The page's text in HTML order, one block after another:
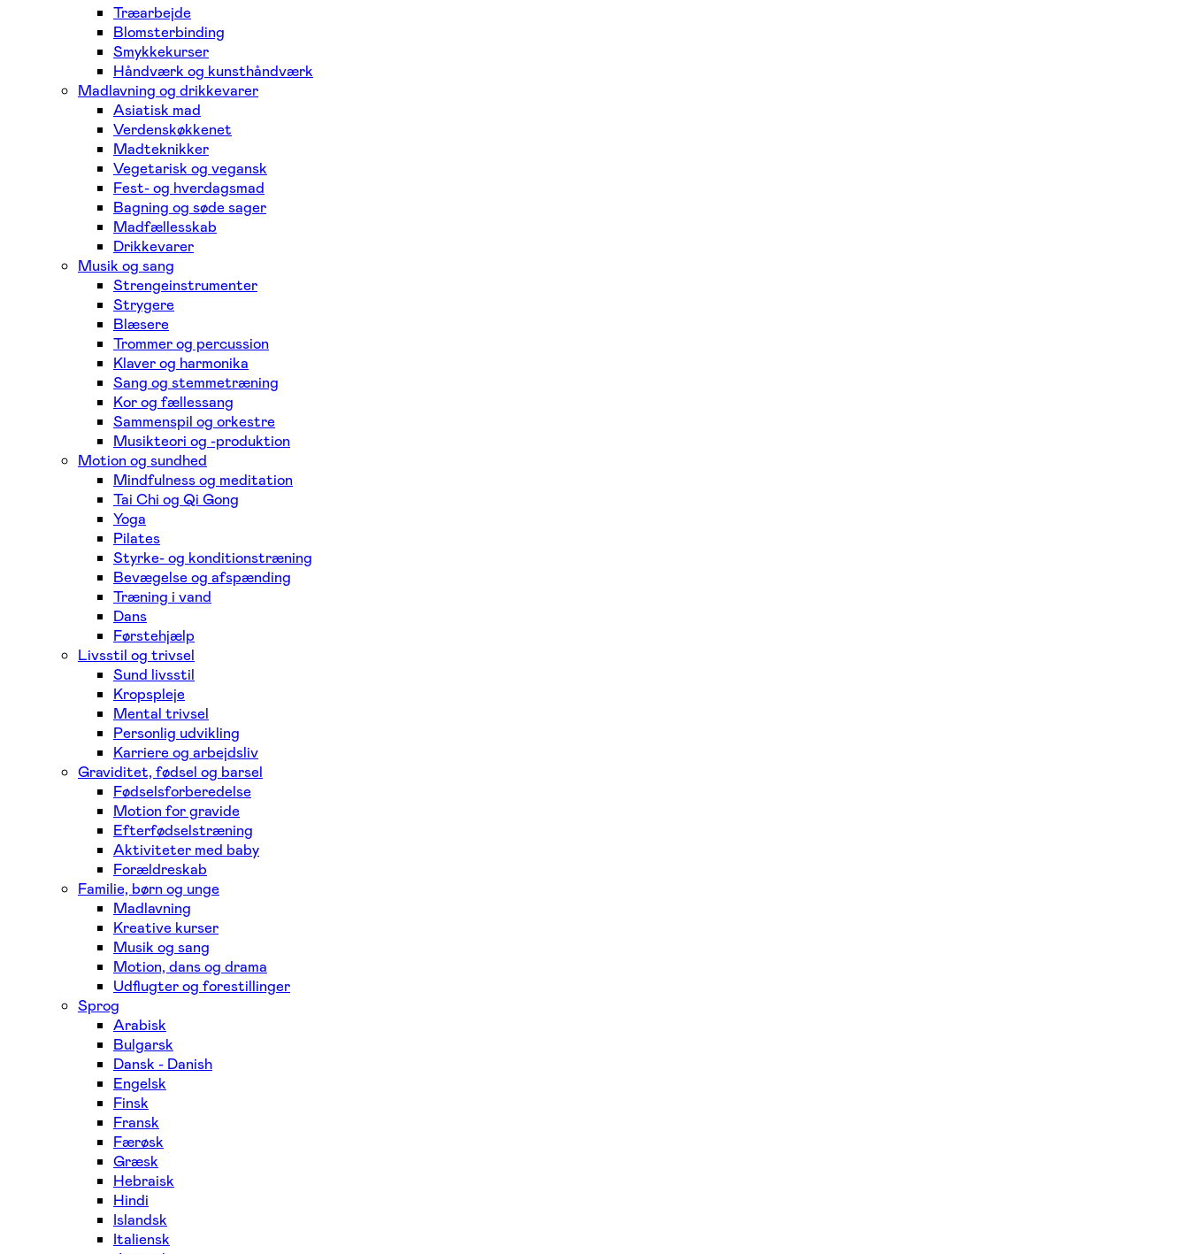
Træarbejde
Blomsterbinding
Smykkekurser
Håndværk og kunsthåndværk
Madlavning og drikkevarer
Asiatisk mad
Verdenskøkkenet
Madteknikker
Vegetarisk og vegansk
Fest- og hverdagsmad
Bagning og søde sager
Madfællesskab
Drikkevarer
Musik og sang
Strengeinstrumenter
Strygere
Blæsere
Trommer og percussion
Klaver og harmonika
Sang og stemmetræning
Kor og fællessang
Sammenspil og orkestre
Musikteori og -produktion
Motion og sundhed
Mindfulness og meditation
Tai Chi og Qi Gong
Yoga
Pilates
Styrke- og konditionstræning
Bevægelse og afspænding
Træning i vand
Dans
Førstehjælp
Livsstil og trivsel
Sund livsstil
Kropspleje
Mental trivsel
Personlig udvikling
Karriere og arbejdsliv
Graviditet, fødsel og barsel
Fødselsforberedelse
Motion for gravide
Efterfødselstræning
Aktiviteter med baby
Forældreskab
Familie, børn og unge
Madlavning
Kreative kurser
Musik og sang
Motion, dans og drama
Udflugter og forestillinger
Sprog
Arabisk
Bulgarsk
Dansk - Danish
Engelsk
Finsk
Fransk
Færøsk
Græsk
Hebraisk
Hindi
Islandsk
Italiensk